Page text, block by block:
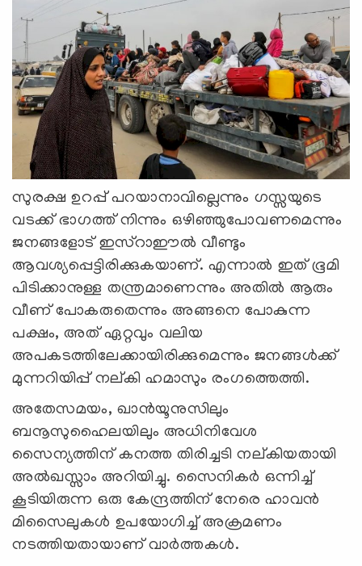
സുരക്ഷ ഉറപ്പ് പറയാനാവില്ലെന്നും ഗസ്സയുടെ
വടക്ക് ഭാഗത്ത് നിന്നും ഒഴിഞ്ഞുപോവണമെന്നും
ജനങ്ങളോട് ഇസ്റാഈല്‍ വീണ്ടും
ആവശ്യപ്പെട്ടിരിക്കുകയാണ്. എന്നാല്‍ ഇത് ഭൂമി
പിടിക്കാനുള്ള തന്ത്രമാണെന്നും അതില്‍ ആരും
വീണ് പോകരുതെന്നും അങ്ങനെ പോകുന്ന
പക്ഷം, അത് ഏറ്റവും വലിയ
അപകടത്തിലേക്കായിരിക്കുമെന്നും ജനങ്ങള്‍ക്ക്
മുന്നറിയിപ്പ് നല്കി ഹമാസും രംഗത്തെത്തി.
അതേസമയം, ഖാന്‍യൂനുസിലും
ബനൂസുഹൈലയിലും അധിനിവേശ
സൈന്യത്തിന് കനത്ത തിരിച്ചടി നല്കിയതായി
അല്‍ഖസ്സാം അറിയിച്ചു. സൈനികര്‍ ഒന്നിച്ച്
കൂടിയിരുന്ന ഒരു കേന്ദ്രത്തിന് നേരെ ഹാവന്‍
മിസൈലുകള്‍ ഉപയോഗിച്ച് അക്രമണം
നടത്തിയതായാണ് വാര്‍ത്തകള്‍.